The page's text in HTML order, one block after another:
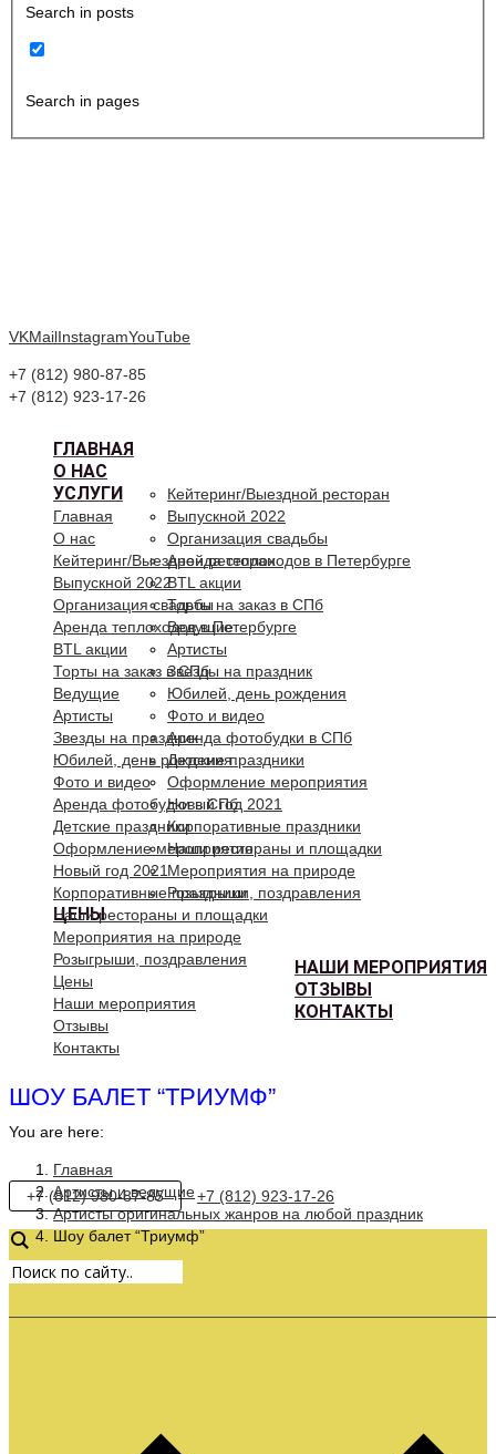
Search in posts
Search in pages
VKMailInstagramYouTube
+7 (812) 980-87-85
+7 (812) 923-17-26
ГЛАВНАЯ
О НАС
УСЛУГИ
Кейтеринг/Выездной ресторан
Выпускной 2022
Организация свадьбы
Аренда теплоходов в Петербурге
BTL акции
Торты на заказ в СПб
Ведущие
Артисты
Звезды на праздник
Юбилей, день рождения
Фото и видео
Аренда фотобудки в СПб
Детские праздники
Оформление мероприятия
Новый год 2021
Корпоративные праздники
Наши рестораны и площадки
Мероприятия на природе
Розыгрыши, поздравления
ЦЕНЫ
НАШИ МЕРОПРИЯТИЯ
ОТЗЫВЫ
КОНТАКТЫ
Главная
О нас
Кейтеринг/Выездной ресторан
Выпускной 2022
Организация свадьбы
Аренда теплоходов в Петербурге
BTL акции
Торты на заказ в СПб
Ведущие
Артисты
Звезды на праздник
Юбилей, день рождения
Фото и видео
Аренда фотобудки в СПб
Детские праздники
Оформление мероприятия
Новый год 2021
Корпоративные праздники
Наши рестораны и площадки
Мероприятия на природе
Розыгрыши, поздравления
Цены
Наши мероприятия
Отзывы
Контакты
ШОУ БАЛЕТ “ТРИУМФ”
You are here:
Главная
Артисты и ведущие
Артисты оригинальных жанров на любой праздник
Шоу балет “Триумф”
+7 (812) 980-87-85 +7 (812) 923-17-26